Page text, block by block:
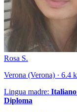
Rosa S.
Verona (Verona) · 6.4
Lingua madre: Italiano
Diploma